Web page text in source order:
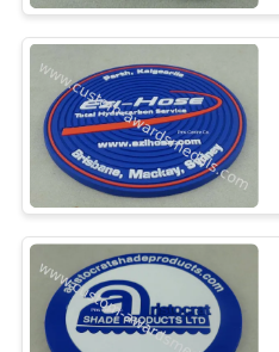
행
관
리본 메달